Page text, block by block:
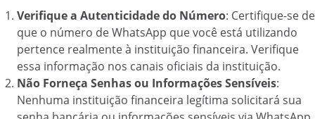
Verifique a Autenticidade do Número: Certifique-se de
que o número de WhatsApp que você está utilizando
pertence realmente à instituição financeira. Verifique
essa informação nos canais oficiais da instituição.
Não Forneça Senhas ou Informações Sensíveis:
Nenhuma instituição financeira legítima solicitará sua